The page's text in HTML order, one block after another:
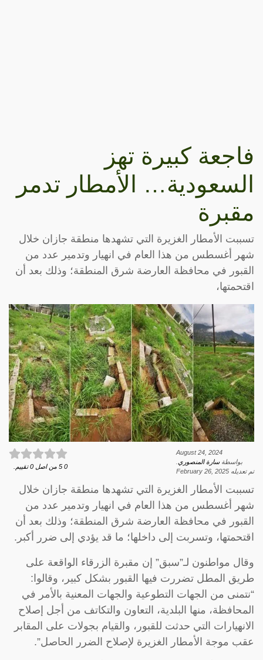
فاجعة كبيرة تهز
السعودية… الأمطار تدمر
مقبرة
تسببت الأمطار الغزيرة التي تشهدها منطقة جازان خلال
شهر أغسطس من هذا العام في انهيار وتدمير عدد من
القبور في محافظة العارضة شرق المنطقة؛ وذلك بعد أن
اقتحمتها،
August 24, 2024
بواسطةسارة المنصوري
تم تعديله February 26, 2025
0
5 من اصل 0 تقييم.
تسببت الأمطار الغزيرة التي تشهدها منطقة جازان خلال
شهر أغسطس من هذا العام في انهيار وتدمير عدد من
القبور في محافظة العارضة شرق المنطقة؛ وذلك بعد أن
اقتحمتها، وتسربت إلى داخلها؛ ما قد يؤدي إلى ضرر أكبر.
وقال مواطنون لـ”سبق” إن مقبرة الزرقاء الواقعة على
طريق المطل تضررت فيها القبور بشكل كبير، وقالوا:
“نتمنى من الجهات التطوعية والجهات المعنية بالأمر في
المحافظة، منها البلدية، التعاون والتكاتف من أجل إصلاح
الانهيارات التي حدثت للقبور، والقيام بجولات على المقابر
عقب موجة الأمطار الغزيرة لإصلاح الضرر الحاصل”.